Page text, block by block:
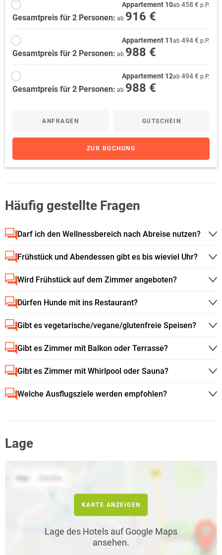
Appartement 10ab 458 € p.P.
Gesamtpreis für 2 Personen: ab 916 €
Appartement 11ab 494 € p.P.
Gesamtpreis für 2 Personen: ab 988 €
Appartement 12ab 494 € p.P.
Gesamtpreis für 2 Personen: ab 988 €
ANFRAGEN GUTSCHEIN
ZUR BUCHUNG
Häufig gestellte Fragen
Darf ich den Wellnessbereich nach Abreise nutzen?
Frühstück und Abendessen gibt es bis wieviel Uhr?
Wird Frühstück auf dem Zimmer angeboten?
Dürfen Hunde mit ins Restaurant?
Gibt es vegetarische/vegane/glutenfreie Speisen?
Gibt es Zimmer mit Balkon oder Terrasse?
Gibt es Zimmer mit Whirlpool oder Sauna?
Welche Ausflugsziele werden empfohlen?
Lage
KARTE ANZEIGEN
Lage des Hotels auf Google Maps
ansehen.